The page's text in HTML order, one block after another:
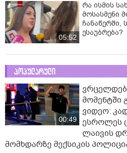
05:52
რა ისმის
მოსასმენი
ჩანაწერში,
ესაუბრება?
პოპულარული
00:49
მომენტში
ვიდეო:
ესროლეს
ლაივის
მომხდარზე მექსიკის